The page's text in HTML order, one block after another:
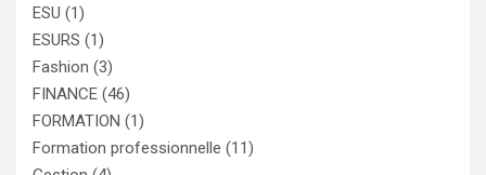
ESU (1)
ESURS (1)
Fashion (3)
FINANCE (46)
FORMATION (1)
Formation professionnelle (11)